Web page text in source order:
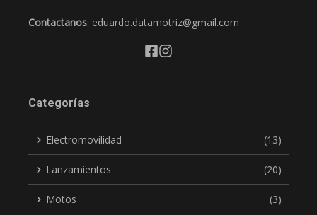
Contactanos: eduardo.datamotriz@gmail.com
Categorías
Electromovilidad (13)
Lanzamientos (20)
Motos (3)